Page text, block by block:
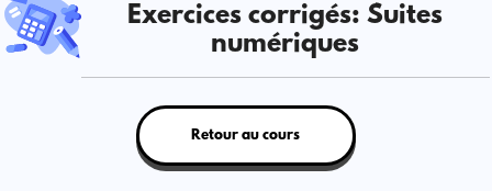
Exercices corrigés: Suites
numériques
Retour au cours